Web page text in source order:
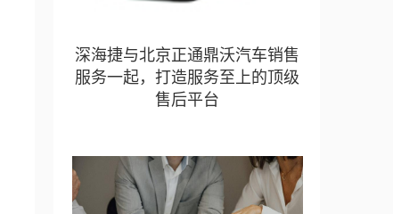
深海捷与北京正通鼎沃汽车销售
服务一起，打造服务至上的顶级
售后平台